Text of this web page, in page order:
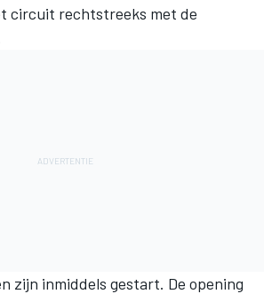
circuit rechtstreeks met de
zijn inmiddels gestart. De opening